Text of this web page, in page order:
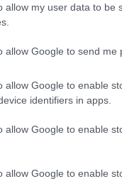
allow my user data to be
allow Google to send me
allow Google to enable
identifiers in apps.
allow Google to enable
allow Google to enable
sélectionneur de la
tête des Chinois de
Rijkaard (Arabie
entraîneur
En revanche, tout
dans